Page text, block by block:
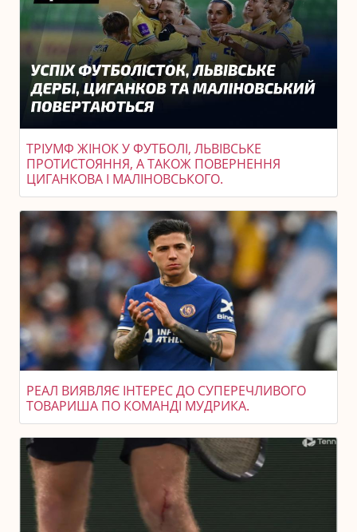
ТРІУМФ ЖІНОК У ФУТБОЛІ, ЛЬВІВСЬКЕ
ПРОТИСТОЯННЯ, А ТАКОЖ ПОВЕРНЕННЯ
ЦИГАНКОВА І МАЛІНОВСЬКОГО.
РЕАЛ ВИЯВЛЯЄ ІНТЕРЕС ДО СУПЕРЕЧЛИВОГО
ТОВАРИША ПО КОМАНДІ МУДРИКА.